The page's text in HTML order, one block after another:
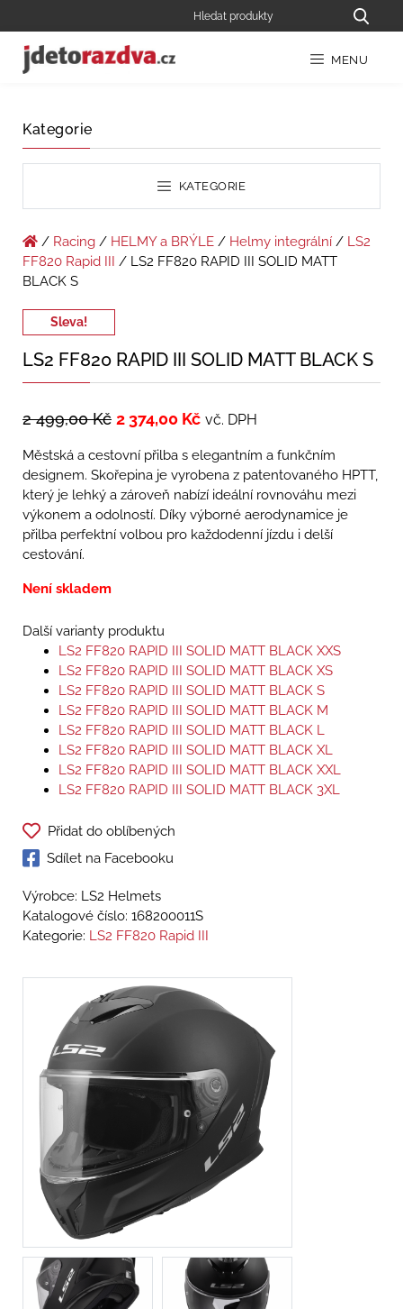
MENU
Kategorie
KATEGORIE
/ Racing / HELMY a BRÝLE / Helmy integrální / LS2
FF820 Rapid III
/ LS2 FF820 RAPID III SOLID MATT
BLACK S
Sleva!
LS2 FF820 RAPID III SOLID MATT BLACK S
2 499,00Kč 2 374,00 Kč vč. DPH
Městská a cestovní přilba s elegantním a funkčním
designem. Skořepina je vyrobena z patentovaného HPTT,
který je lehký a zároveň nabízí ideální rovnováhu mezi
výkonem a odolností. Díky výborné aerodynamice je
přilba perfektní volbou pro každodenní jízdu i delší
cestování.
Není skladem
Další varianty produktu
LS2 FF820 RAPID III SOLID MATT BLACK XXS
LS2 FF820 RAPID III SOLID MATT BLACK XS
LS2 FF820 RAPID III SOLID MATT BLACK S
LS2 FF820 RAPID III SOLID MATT BLACK M
LS2 FF820 RAPID III SOLID MATT BLACK L
LS2 FF820 RAPID III SOLID MATT BLACK XL
LS2 FF820 RAPID III SOLID MATT BLACK XXL
LS2 FF820 RAPID III SOLID MATT BLACK 3XL
Přidat do oblíbených
Sdílet na Facebooku
Výrobce: LS2 Helmets
Katalogové číslo: 168200011S
Kategorie: LS2 FF820 Rapid III